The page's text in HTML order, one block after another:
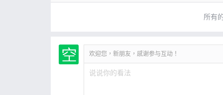
所有
欢迎您，新朋友，感谢参与互动！